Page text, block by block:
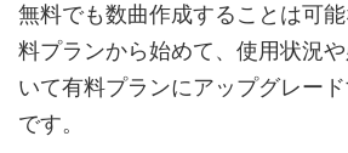
無料でも数曲作成することは可
料プランから始めて、使用状況
いて有料プランにアップグレー
です。